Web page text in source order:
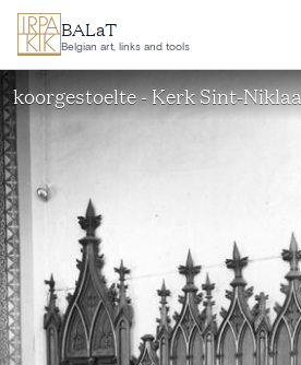
Ga naar hoofdinhoud
BALaT
Belgian art, links and tools
koorgestoelte - Kerk Sint-